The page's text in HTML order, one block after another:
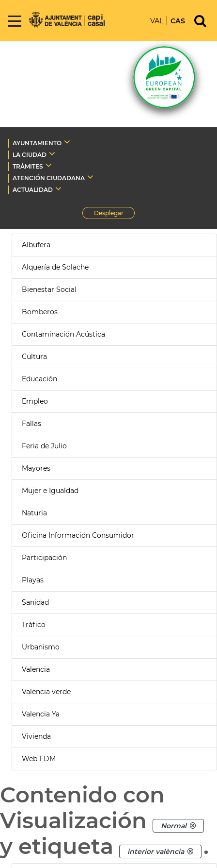
VAL CAS
AYUNTAMIENTO
LA CIUDAD
TRÁMITES
ATENCIÓN CIUDADANA
ACTUALIDAD
Desplegar
Albufera
Alquería de Solache
Bienestar Social
Bomberos
Contaminación Acústica
Cultura
Educación
Empleo
Fallas
Feria de Julio
Mayores
Mujer e Igualdad
Naturia
Oficina Información Consumidor
Participación
Playas
Sanidad
Tráfico
Urbanismo
Valencia
Valencia verde
Valencia Ya
Vivienda
Web FDM
Contenido con
Visualización
Normal
y etiqueta interior valència .